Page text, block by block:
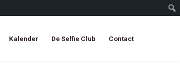
Kalender De Selfie Club Contact